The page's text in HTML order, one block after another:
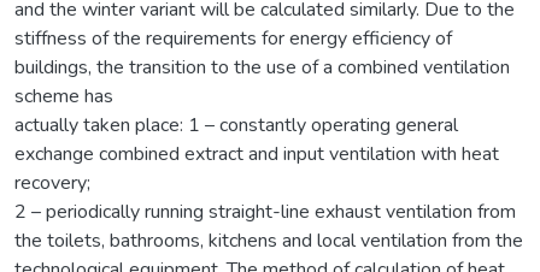
and the winter variant will be calculated similarly. Due to the
stiffness of the requirements for energy efficiency of
buildings, the transition to the use of a combined ventilation
scheme has
actually taken place: 1 – constantly operating general
exchange combined extract and input ventilation with heat
recovery;
2 – periodically running straight-line exhaust ventilation from
the toilets, bathrooms, kitchens and local ventilation from the